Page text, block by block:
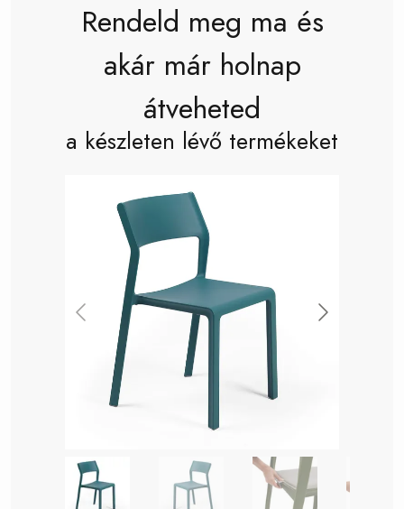
Rendeld meg ma és
akár már holnap
átveheted
a készleten lévő termékeket